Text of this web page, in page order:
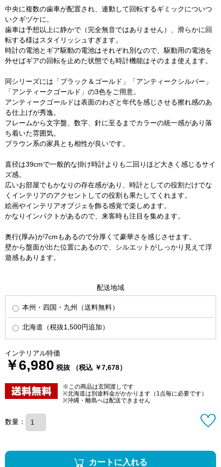
中央に複数の歯車が配置され、連動して回転するギミックについつ
いクギヅケに。
歯車は予想以上に静かで（完全無音ではありません）、滑らかに回
転する様はスタイリッシュすぎます。
時計の電池とギア駆動の電池はそれぞれ別なので、駆動用の電池を
外せばギアの回転を止めた状態でも時計機能はそのまま使えます。
同シリーズには「ブラック＆ゴールド」「アンティークシルバー」
「アンティークゴールド」の3色をご用意。
アンティークゴールドは表面のわざと年代を感じさせる擦れ感のあ
る仕上げが秀逸。
フレームから文字盤、数字、針に至るまでカラーの統一感があり落
ち着いた雰囲気。
ブラウン系の家具とも相性が良いです。
直径は39cmで一般的な掛け時計よりも二回りほど大きく感じるサイ
ズ感。
広いお部屋でもかなりの存在感があり、時計としての役割だけでな
くインテリアのアクセントしての役割も果たしてくれます。
絵画やインテリアオブジェを飾る感覚で楽しめます。
かなりインパクトがあるので、来客時も注目を集めます。
奥行(厚み)が7cmもあるので分厚くて豪華さを感じさせます。
壁から盤面が出た位置にあるので、シルエットがしっかり見えて浮
遊感もあります。
配送地域
本州・四国・九州（送料無料）
北海道（税抜1,500円追加）
インテリアル特価
￥6,980 税抜 （税込 ￥7,678）
※この商品は玄関渡しです
※北海道は別途料金がかかります（1点毎に必要です）
※沖縄・離島へは配送できません
数量：
カートに入れる